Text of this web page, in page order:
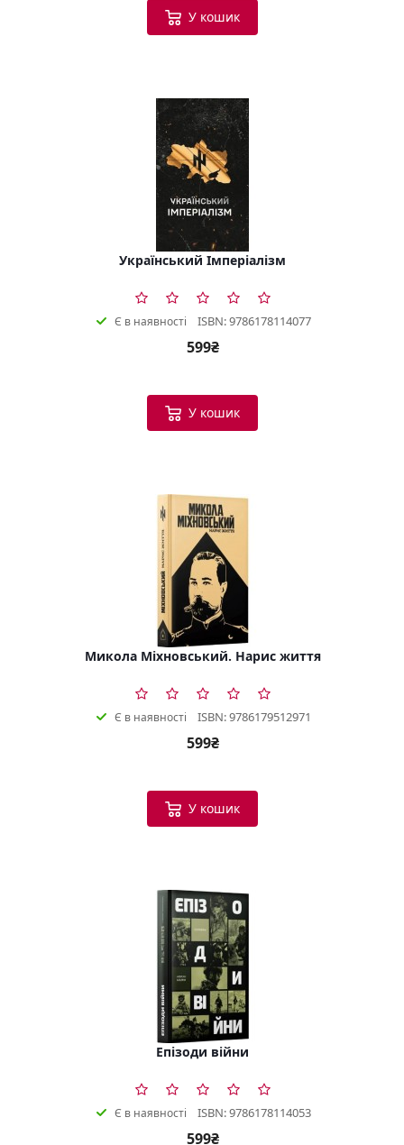
У кошик
Український Імперіалізм
Є в наявності ISBN: 9786178114077
599₴
У кошик
Микола Міхновський. Нарис життя
Є в наявності ISBN: 9786179512971
599₴
У кошик
Епізоди війни
Є в наявності ISBN: 9786178114053
599₴